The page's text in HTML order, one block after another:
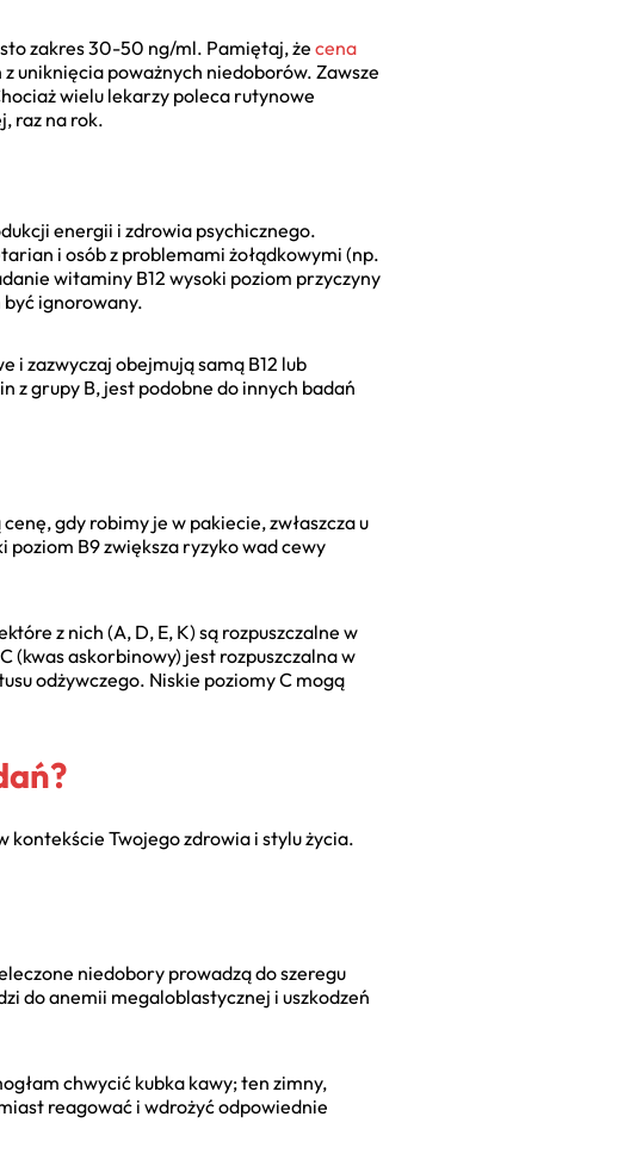
zakres 30-50 ng/ml. Pamiętaj, że cena
uniknięcia poważnych niedoborów. Zawsze
wielu lekarzy poleca rutynowe
raz na rok.
energii i zdrowia psychicznego.
i osób z problemami żołądkowymi (np.
witaminy B12 wysoki poziom przyczyny
ignorowany.
i zazwyczaj obejmują samą B12 lub
z grupy B, jest podobne do innych badań
gdy robimy je w pakiecie, zwłaszcza u
B9 zwiększa ryzyko wad cewy
z nich (A, D, E, K) są rozpuszczalne w
(kwas askorbinowy) jest rozpuszczalna w
odżywczego. Niskie poziomy C mogą
Twojego zdrowia i stylu życia.
niedobory prowadzą do szeregu
do anemii megaloblastycznej i uszkodzeń
chwycić kubka kawy; ten zimny,
reagować i wdrożyć odpowiednie